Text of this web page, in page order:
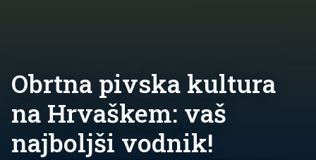
Obrtna pivska kultura
na Hrvaškem: vaš
najboljši vodnik!